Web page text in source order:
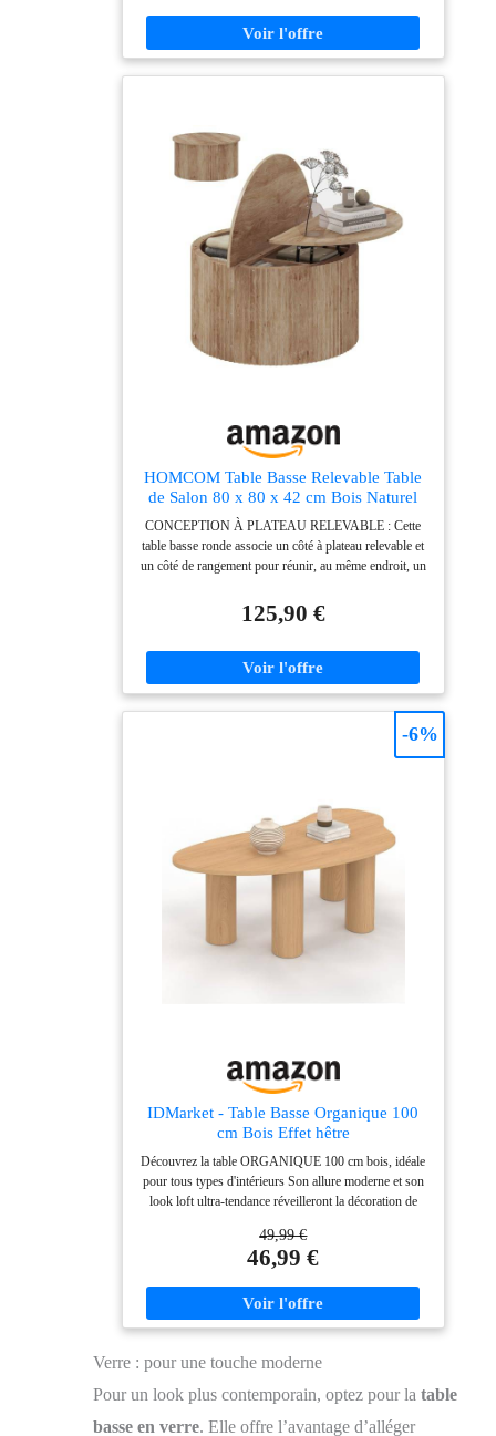
décoration Dimensions globales : Longueur 140 cm x
largeur 70 cm x Hauteur 35,5 cm
HOMCOM Table Basse Relevable Table
de Salon 80 x 80 x 42 cm Bois Naturel
CONCEPTION À PLATEAU RELEVABLE : Cette
table basse ronde associe un côté à plateau relevable et
un côté de rangement pour réunir, au même endroit, un
d'appoint plus généreuse ; le plateau se soulève de 11
cm pour rendre les repas ou le travail sur ordinateur
RANGEMENT CACHÉ : Cette table basse dissimule
vos objets avec soin grâce à de grands compartiments
sous plateau relevable, idéales pour ranger livres, jeux
de Ø 80 cm et ses larges côtés cannelés, cette table de
salon à plateau relevable apporte une allure douce et
élégante, sans angles saillants. Elle facilite les
déplacements autour de la table, ce qui convient
dortoirs. MÉCANISME DE LEVAGE À
levage en acier inoxydable, cette table basse à plateau
relevable s'ouvre avec fluidité et supporte jusqu'à 10 kg
à des instructions détaillées, cette table de salon se
monte rapidement. Sa finition en mélamine effet bois
résiste aux taches et se nettoie facilement d'un simple
coup de chiffon, pour un salon soigné avec un
125,90 €
IDMarket - Table Basse Organique 100
cm Bois Effet hêtre
Découvrez la table ORGANIQUE 100 cm bois, idéale
pour tous types d'intérieurs Son allure moderne et son
look loft ultra-tendance réveilleront la décoration de
très tendance confèrent à la table un aspect design !
Grâce à ses tons naturels et chaleureux, cette table
Dimensions globales : Longueur 100 cm x largeur 49
cm x Hauteur 35,5 cm
49,99 €
46,99 €
-6%
Verre : pour une touche moderne
Pour un look plus contemporain, optez pour la table
basse en verre. Elle offre l’avantage d’alléger